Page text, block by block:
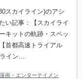
スカイライン)のアシ
い記事：【スカイライ
キットの軌跡・スペッ
首都高速トライアル
イン…
画・エンターテイメン